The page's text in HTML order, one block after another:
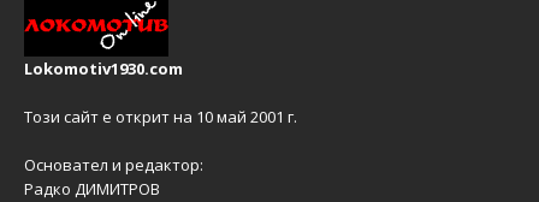
Lokomotiv1930.com
Този сайт е открит на 10 май 2001 г.
Основател и редактор:
Радко ДИМИТРОВ